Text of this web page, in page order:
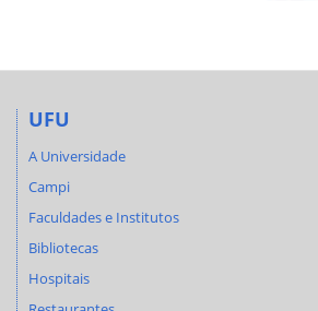
UFU
A Universidade
Campi
Faculdades e Institutos
Bibliotecas
Hospitais